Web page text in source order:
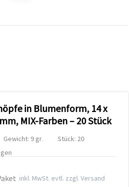
in Blumenform, 14 x
MIX-Farben – 20 Stück
Gewicht: 9 gr.
Stück: 20
inkl. MwSt. evtl. zzgl. Versand